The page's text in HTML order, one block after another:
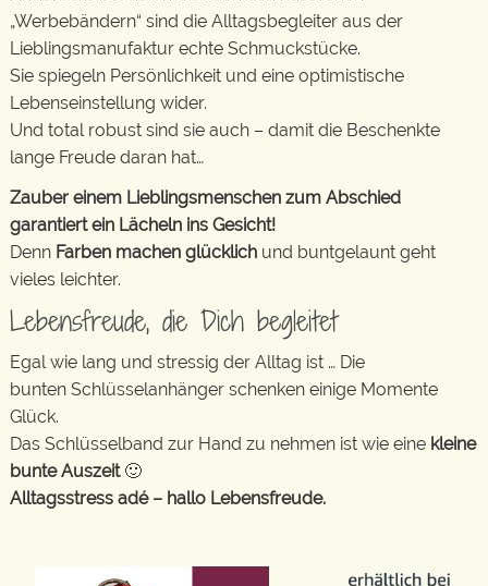
„Werbebändern“ sind die Alltagsbegleiter aus der
Lieblingsmanufaktur echte Schmuckstücke.
Sie spiegeln Persönlichkeit und eine optimistische
Lebenseinstellung wider.
Und total robust sind sie auch – damit die Beschenkte
lange Freude daran hat…
Zauber einem Lieblingsmenschen zum Abschied
garantiert ein Lächeln ins Gesicht!
Denn Farben machen glücklich und buntgelaunt geht
vieles leichter.
Lebensfreude, die Dich begleitet
Egal wie lang und stressig der Alltag ist … Die
bunten Schlüsselanhänger schenken einige Momente
Glück.
Das Schlüsselband zur Hand zu nehmen ist wie eine kleine
bunte Auszeit🙂
Alltagsstress adé – hallo Lebensfreude.